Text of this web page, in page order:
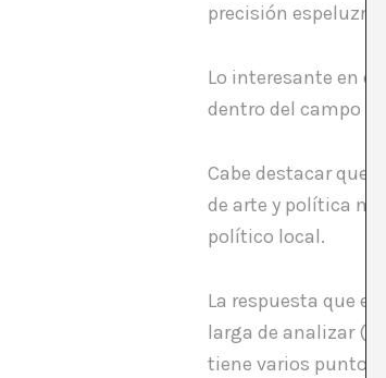
precisión
Lo interesante en
dentro del campo
Cabe destacar que
de arte y política no
político local.
La respuesta que
larga de analizar (
tiene varios puntos